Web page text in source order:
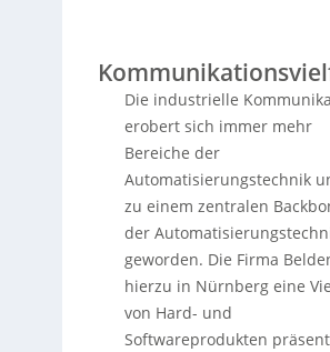
Die industrielle
erobert sich immer mehr
Bereiche der
Automatisierungstechnik
zu einem zentralen
der
geworden. Die Firma
hierzu in Nürnberg eine
von Hard- und
Softwareprodukten